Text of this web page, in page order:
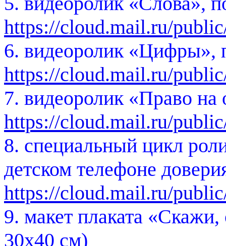
https://cloud.mail.ru/
6. видеоролик «Цифры»,
https://cloud.mail.ru/
7. видеоролик «Право на
https://cloud.mail.ru/
8. специальный цикл
детском телефоне
https://cloud.mail.ru/
9. макет плаката
30х40 см)